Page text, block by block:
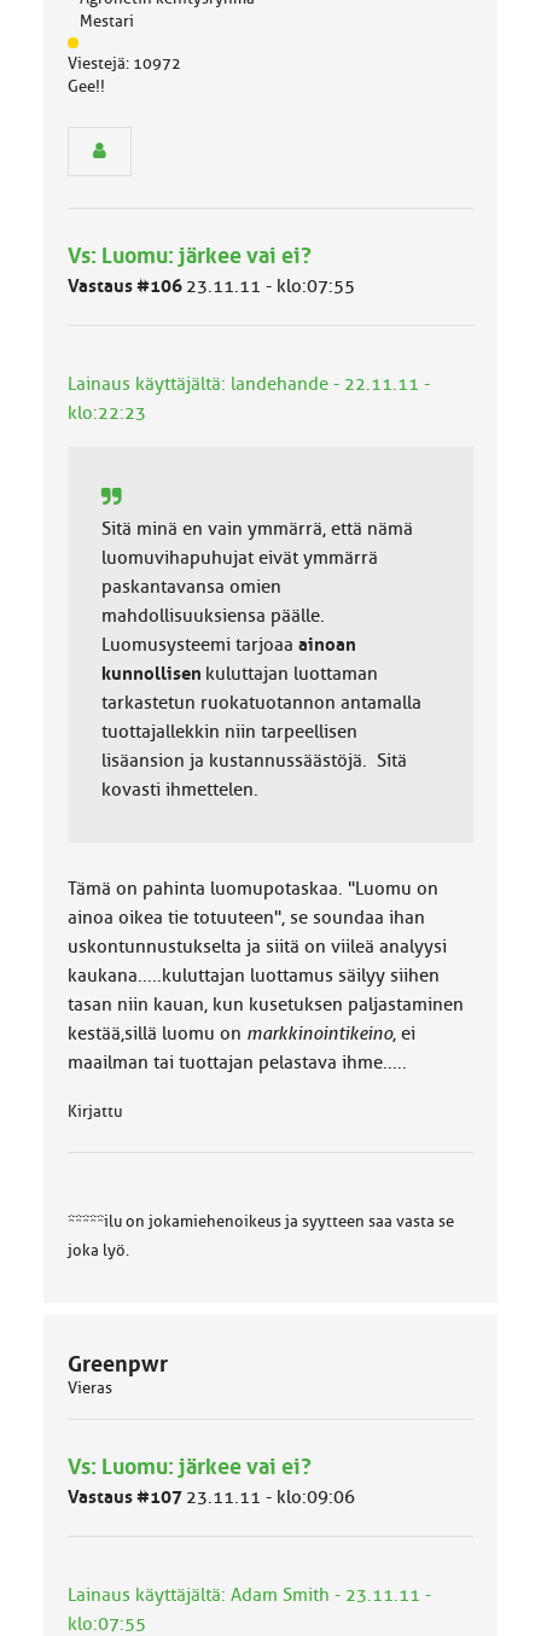
Mestari
J
ä
s
ä
l
a
:
Viestejä: 10972
Gee!!
Vs: Luomu: järkee vai ei?
Vastaus #106 23.11.11 - klo:07:55
Lainaus käyttäjältä: landehande - 22.11.11 -
klo:22:23
Sitä minä en vain ymmärrä, että nämä
luomuvihapuhujat eivät ymmärrä
paskantavansa omien
mahdollisuuksiensa päälle.
Luomusysteemi tarjoaa ainoan
kunnollisen kuluttajan luottaman
tarkastetun ruokatuotannon antamalla
tuottajallekkin niin tarpeellisen
lisäansion ja kustannussäästöjä. Sitä
kovasti ihmettelen.
Tämä on pahinta luomupotaskaa. "Luomu on
ainoa oikea tie totuuteen", se soundaa ihan
uskontunnustukselta ja siitä on viileä analyysi
kaukana.....kuluttajan luottamus säilyy siihen
tasan niin kauan, kun kusetuksen paljastaminen
kestää,sillä luomu on markkinointikeino, ei
maailman tai tuottajan pelastava ihme.....
Kirjattu
*****ilu on jokamiehenoikeus ja syytteen saa vasta se
joka lyö.
Greenpwr
Vieras
Vs: Luomu: järkee vai ei?
Vastaus #107 23.11.11 - klo:09:06
Lainaus käyttäjältä: Adam Smith - 23.11.11 -
klo:07:55